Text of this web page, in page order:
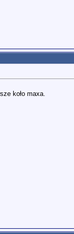
koło maxa.